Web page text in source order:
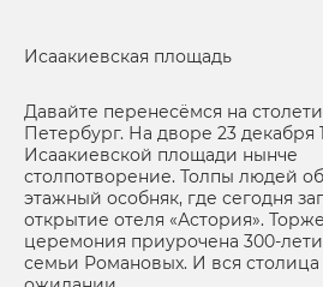
Исаакиевская площадь
Давайте перенесёмся на
Петербург. На дворе 23 декабря
Исаакиевской площади нынче
столпотворение. Толпы людей
этажный особняк, где сегодня
открытие отеля «Астория».
церемония приурочена 300-
семьи Романовых. И вся столица